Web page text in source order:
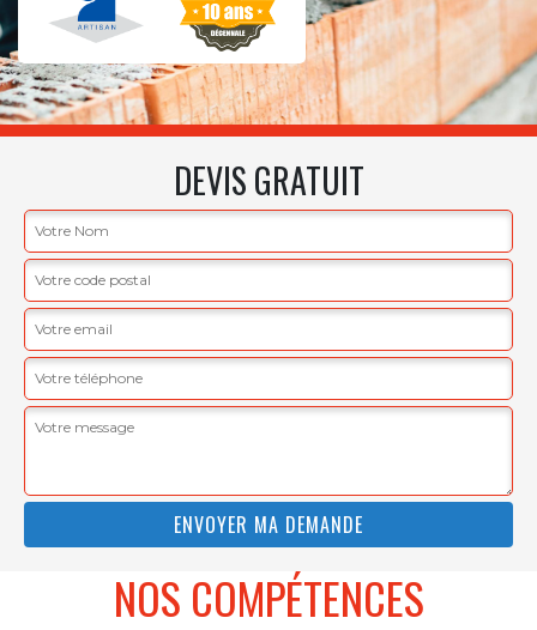
DEVIS GRATUIT
NOS COMPÉTENCES